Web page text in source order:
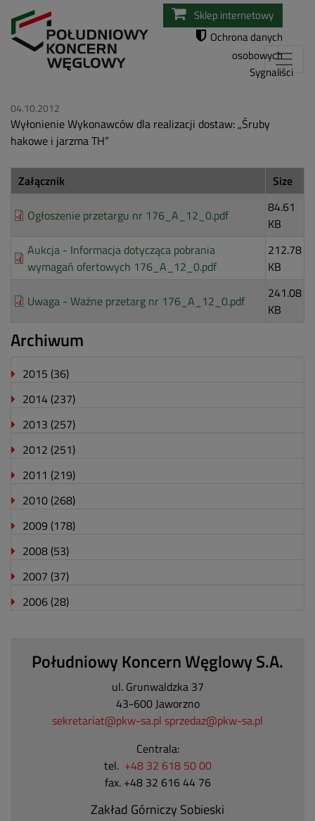
Przejdź
do
Sklep internetowy
Ochrona danych
osobowych
Sygnaliści
04.10.2012
Wyłonienie Wykonawców dla realizacji dostaw: „Śruby
hakowe i jarzma TH”
Załącznik Size
Ogłoszenie przetargu nr 176_A_12_0.pdf
84.61
KB
Aukcja - Informacja dotycząca pobrania
wymagań ofertowych 176_A_12_0.pdf
212.78
KB
Uwaga - Ważne przetarg nr 176_A_12_0.pdf
241.08
KB
Archiwum
2015 (36)
2014 (237)
2013 (257)
2012 (251)
2011 (219)
2010 (268)
2009 (178)
2008 (53)
2007 (37)
2006 (28)
Południowy Koncern Węglowy S.A.
ul. Grunwaldzka 37
43-600 Jaworzno
sekretariat@pkw-sa.pl sprzedaz@pkw-sa.pl
Centrala:
tel. +48 32 618 50 00
fax. +48 32 616 44 76
Zakład Górniczy Sobieski